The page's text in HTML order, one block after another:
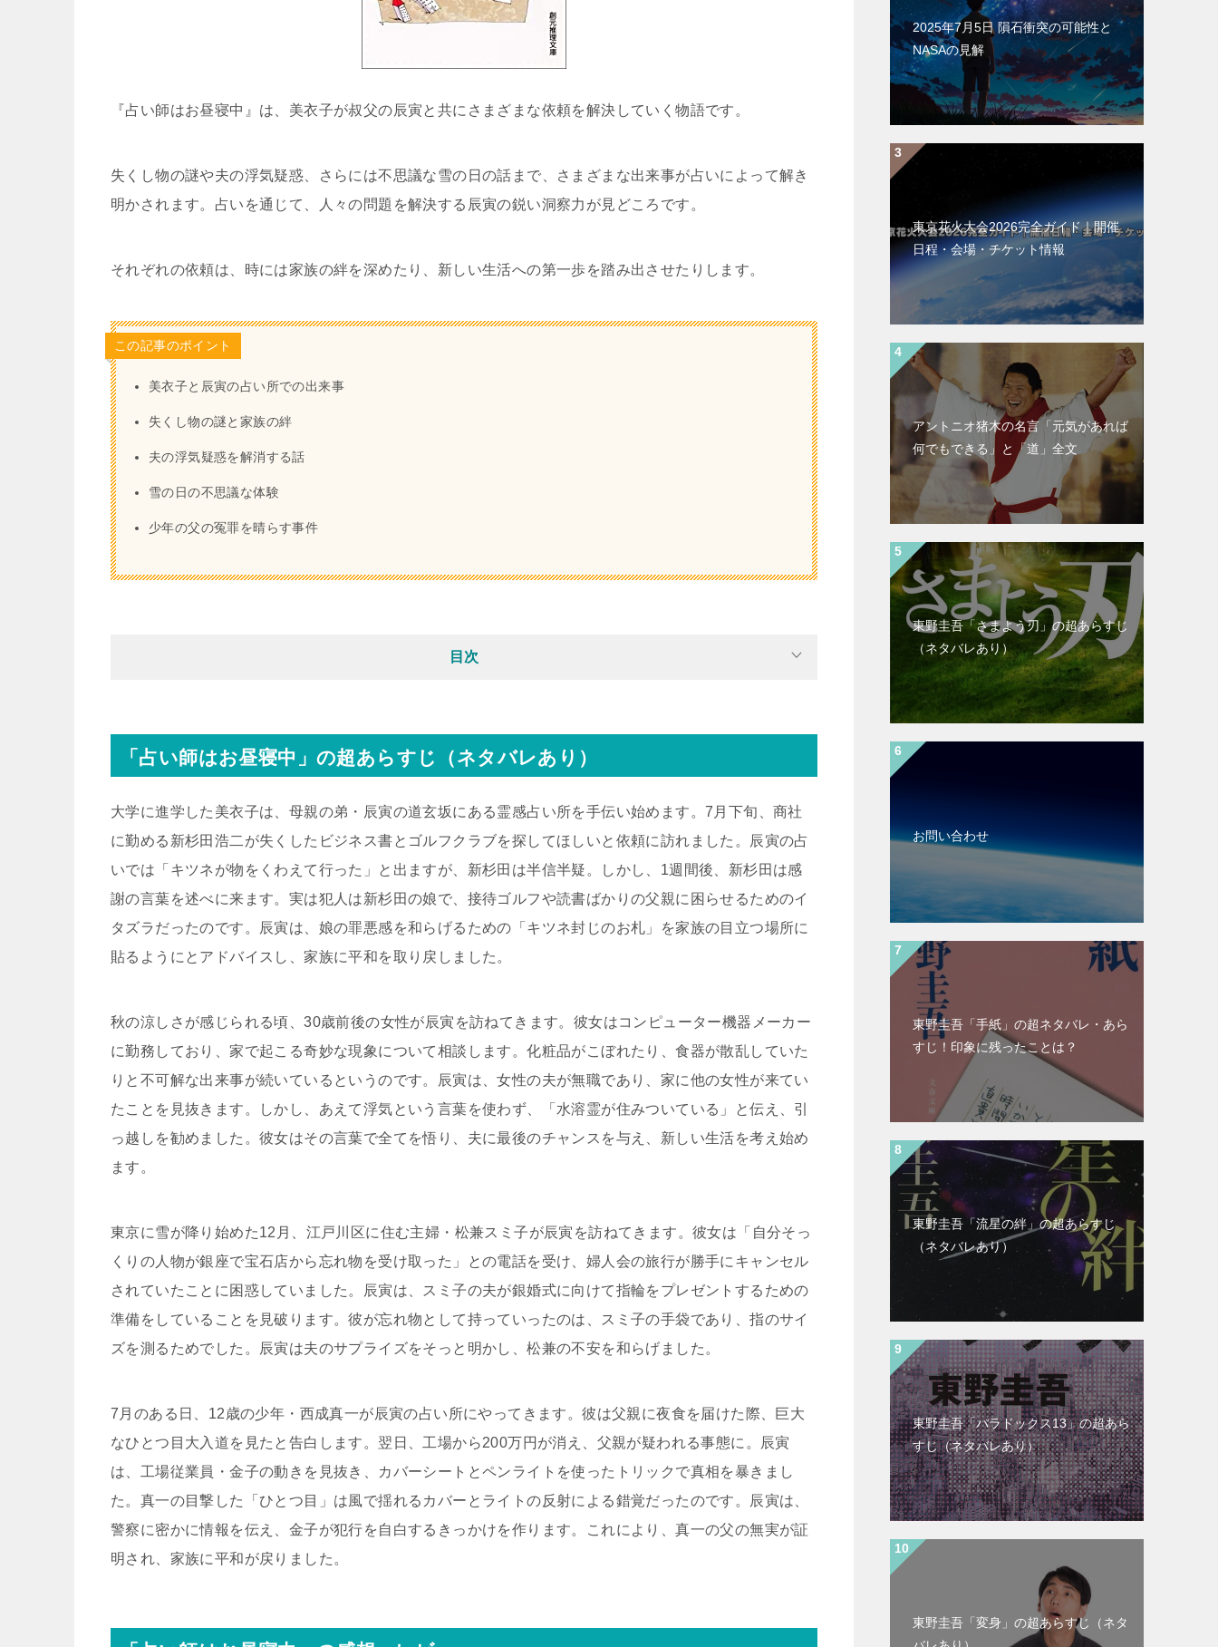
『占い師はお昼寝中』は、美衣子が叔父の辰寅と共にさまざまな依頼を解決していく物語です。
失くし物の謎や夫の浮気疑惑、さらには不思議な雪の日の話まで、さまざまな出来事が占いによって解き
明かされます。占いを通じて、人々の問題を解決する辰寅の鋭い洞察力が見どころです。
それぞれの依頼は、時には家族の絆を深めたり、新しい生活への第一歩を踏み出させたりします。
この記事のポイント
美衣子と辰寅の占い所での出来事
失くし物の謎と家族の絆
夫の浮気疑惑を解消する話
雪の日の不思議な体験
少年の父の冤罪を晴らす事件
目次
「占い師はお昼寝中」の超あらすじ（ネタバレあり）
大学に進学した美衣子は、母親の弟・辰寅の道玄坂にある霊感占い所を手伝い始めます。7月下旬、商社
に勤める新杉田浩二が失くしたビジネス書とゴルフクラブを探してほしいと依頼に訪れました。辰寅の占
いでは「キツネが物をくわえて行った」と出ますが、新杉田は半信半疑。しかし、1週間後、新杉田は感
謝の言葉を述べに来ます。実は犯人は新杉田の娘で、接待ゴルフや読書ばかりの父親に困らせるためのイ
タズラだったのです。辰寅は、娘の罪悪感を和らげるための「キツネ封じのお札」を家族の目立つ場所に
貼るようにとアドバイスし、家族に平和を取り戻しました。
秋の涼しさが感じられる頃、30歳前後の女性が辰寅を訪ねてきます。彼女はコンピューター機器メーカー
に勤務しており、家で起こる奇妙な現象について相談します。化粧品がこぼれたり、食器が散乱していた
りと不可解な出来事が続いているというのです。辰寅は、女性の夫が無職であり、家に他の女性が来てい
たことを見抜きます。しかし、あえて浮気という言葉を使わず、「水溶霊が住みついている」と伝え、引
っ越しを勧めました。彼女はその言葉で全てを悟り、夫に最後のチャンスを与え、新しい生活を考え始め
ます。
東京に雪が降り始めた12月、江戸川区に住む主婦・松兼スミ子が辰寅を訪ねてきます。彼女は「自分そっ
くりの人物が銀座で宝石店から忘れ物を受け取った」との電話を受け、婦人会の旅行が勝手にキャンセル
されていたことに困惑していました。辰寅は、スミ子の夫が銀婚式に向けて指輪をプレゼントするための
準備をしていることを見破ります。彼が忘れ物として持っていったのは、スミ子の手袋であり、指のサイ
ズを測るためでした。辰寅は夫のサプライズをそっと明かし、松兼の不安を和らげました。
7月のある日、12歳の少年・西成真一が辰寅の占い所にやってきます。彼は父親に夜食を届けた際、巨大
なひとつ目大入道を見たと告白します。翌日、工場から200万円が消え、父親が疑われる事態に。辰寅
は、工場従業員・金子の動きを見抜き、カバーシートとペンライトを使ったトリックで真相を暴きまし
た。真一の目撃した「ひとつ目」は風で揺れるカバーとライトの反射による錯覚だったのです。辰寅は、
警察に密かに情報を伝え、金子が犯行を自白するきっかけを作ります。これにより、真一の父の無実が証
明され、家族に平和が戻りました。
2025年7月5日 隕石衝突の可能性と
NASAの見解
東京花火大会2026完全ガイド｜開催
日程・会場・チケット情報
アントニオ猪木の名言「元気があれば
何でもできる」と「道」全文
東野圭吾「さまよう刃」の超あらすじ
（ネタバレあり）
お問い合わせ
東野圭吾「手紙」の超ネタバレ・あら
すじ！印象に残ったことは？
東野圭吾「流星の絆」の超あらすじ
（ネタバレあり）
東野圭吾「パラドックス13」の超あら
すじ（ネタバレあり）
東野圭吾「変身」の超あらすじ（ネタ